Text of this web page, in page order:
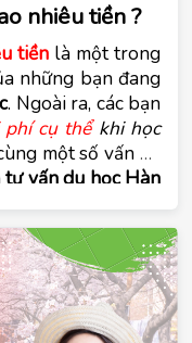
nhiêu tiền ?
tiền là một trong
những bạn đang
. Ngoài ra, các bạn
phí cụ thể khi học
một số vấn đề
tư vấn du học Hàn
đề này trong bài